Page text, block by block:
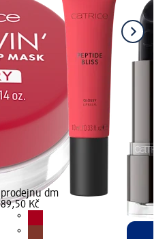
prodejnu dm
89,50 Kč